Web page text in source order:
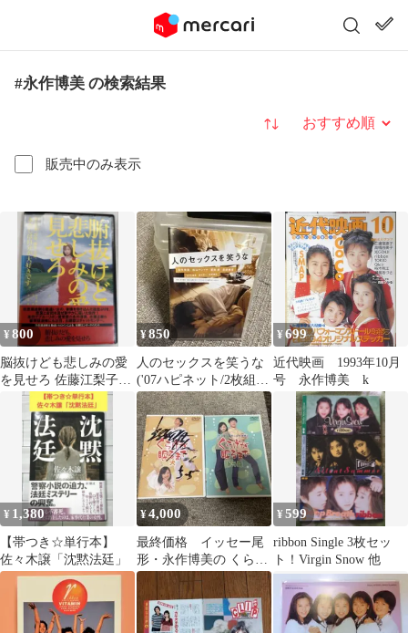
#永作博美 の検索結果
販売中のみ表示
並び替え
¥800
脳抜けども悲しみの愛
を見せろ 佐藤江梨子
佐津川愛美 永作博
美 DVD
¥850
人のセックスを笑うな
('07ハピネット/2枚組〉
忍成修吾 映画 邦
画 DVD
¥699
近代映画 1993年10月
号 永作博美 k
¥ 1,380
【帯つき☆単行本】
佐々木譲「沈黙法廷」
¥4,000
最終価格 イッセー尾
形・永作博美の くらげ
が眠るまで 犬 トラ
豆 サイン入り
¥599
ribbon Single 3枚セッ
ト！Virgin Snow 他